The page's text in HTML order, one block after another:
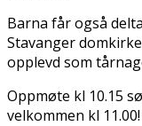
Barna får også
Stavanger
opplevd som
Oppmøte kl 10.15
velkommen kl 11.00!